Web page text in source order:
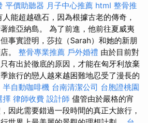
平價助聽器 月子中心推薦 html 整骨推
能超越礁石，因為根據古老的傳奇，
維亞納島。 為了前進，他前往夏威夷
事實證明，莎拉（Sarah）和她的新朋
。 整骨專業推薦 戶外婚禮 由於目前對
有出於徹底的原因，才能在匈牙利放棄
旅行的戀人越來越困難地忍受了漫長的
半自動咖啡機 台南清潔公司 台胞證桃園
擇 律師收費 設計師 儘管由於嚴格的宵
因此需要錯過一段時間的真正大旅行，